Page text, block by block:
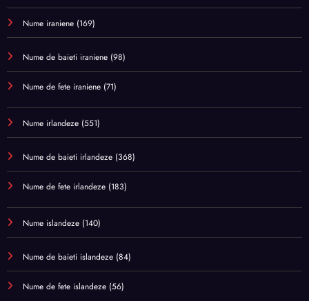
Nume iraniene (169)
Nume de baieti iraniene (98)
Nume de fete iraniene (71)
Nume irlandeze (551)
Nume de baieti irlandeze (368)
Nume de fete irlandeze (183)
Nume islandeze (140)
Nume de baieti islandeze (84)
Nume de fete islandeze (56)